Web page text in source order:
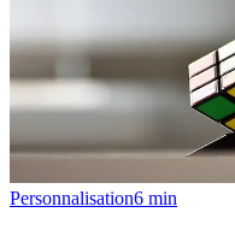
Personnalisation6 min